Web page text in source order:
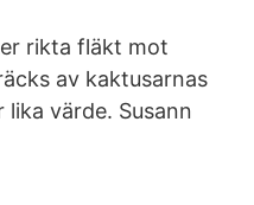
rikta fläkt mot
av kaktusarnas
värde. Susann